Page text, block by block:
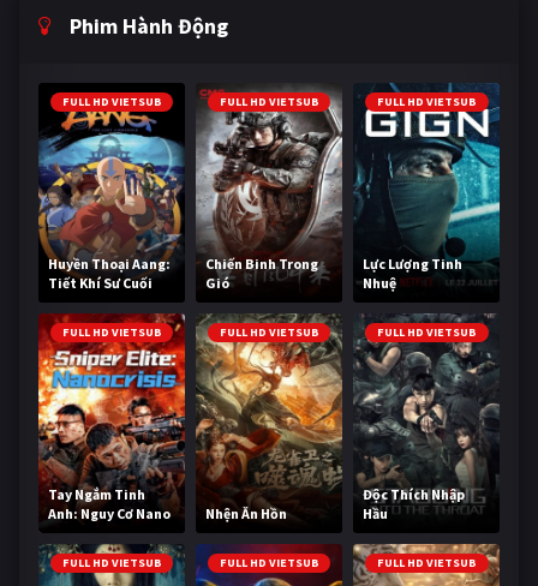
Phim Hành Động
FULL HD VIETSUB
Huyền Thoại Aang:
Tiết Khí Sư Cuối
Cùng
FULL HD VIETSUB
Chiến Binh Trong
Gió
FULL HD VIETSUB
Lực Lượng Tinh
Nhuệ
FULL HD VIETSUB
Tay Ngắm Tinh
Anh: Nguy Cơ Nano
FULL HD VIETSUB
Nhện Ăn Hồn
FULL HD VIETSUB
Độc Thích Nhập
Hầu
FULL HD VIETSUB FULL HD VIETSUB FULL HD VIETSUB